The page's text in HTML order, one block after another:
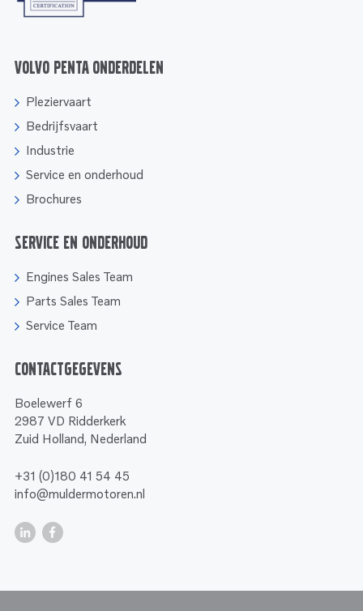
Volvo Penta onderdelen
Pleziervaart
Bedrijfsvaart
Industrie
Service en onderhoud
Brochures
Service en onderhoud
Engines Sales Team
Parts Sales Team
Service Team
Contactgegevens
Boelewerf 6
2987 VD Ridderkerk
Zuid Holland, Nederland
+31 (0)180 41 54 45
info@muldermotoren.nl